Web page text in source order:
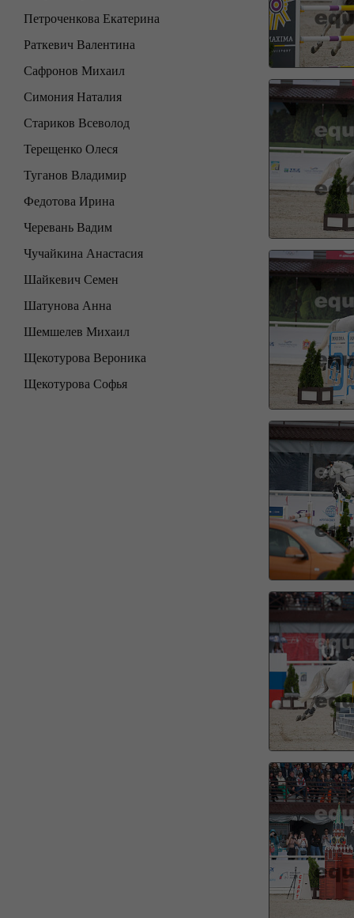
Петроченкова Екатерина
Раткевич Валентина
Сафронов Михаил
Симония Наталия
Стариков Всеволод
Терещенко Олеся
Туганов Владимир
Федотова Ирина
Черевань Вадим
Чучайкина Анастасия
Шайкевич Семен
Шатунова Анна
Шемшелев Михаил
Щекотурова Вероника
Щекотурова Софья